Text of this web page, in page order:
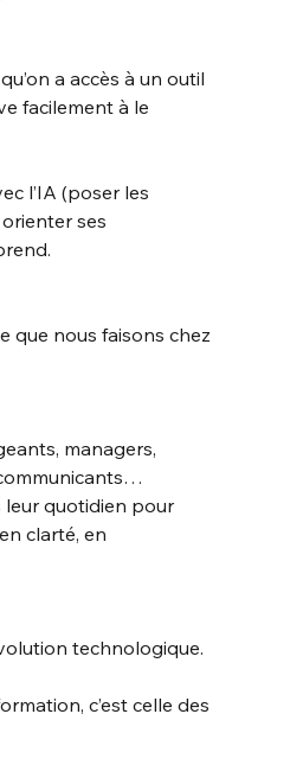
a accès à un outil
facilement à le
l’IA (poser les
ses
que nous faisons chez
managers,
leur quotidien pour
clarté, en
technologique.
c’est celle des